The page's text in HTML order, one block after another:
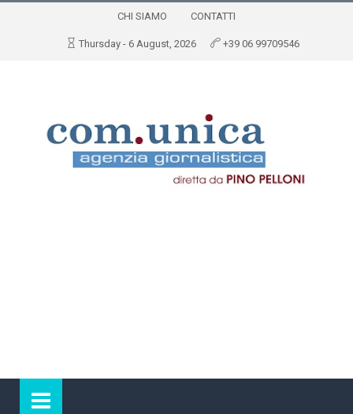
CHI SIAMO CONTATTI
Thursday - 6 August, 2026 +39 06 99709546